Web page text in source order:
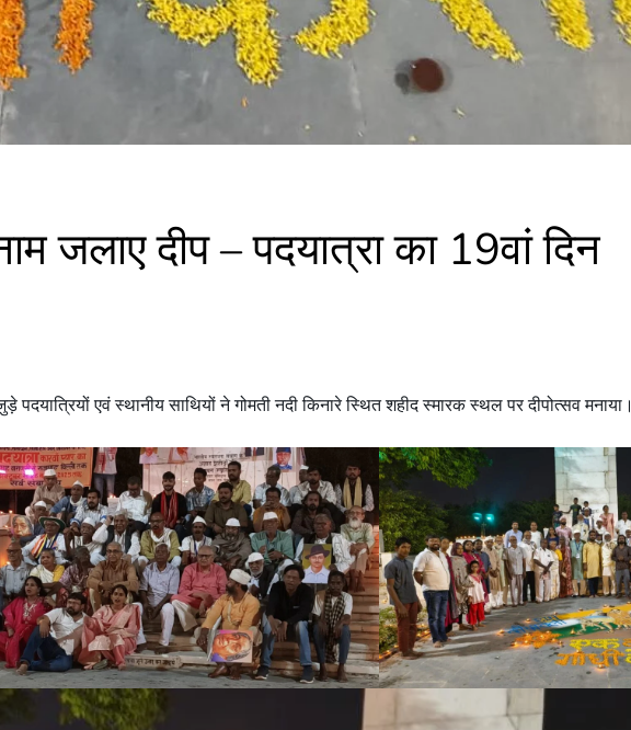
जलाए दीप – पदयात्रा का 19वां दिन
एवं स्थानीय साथियों ने गोमती नदी किनारे स्थित शहीद स्मारक स्थल पर दीपोत्सव मनाया।